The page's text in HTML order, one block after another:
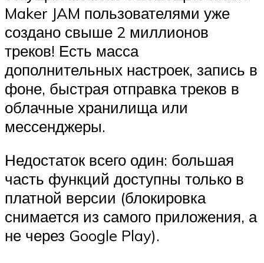
Maker JAM пользователями уже
создано свыше 2 миллионов
треков! Есть масса
дополнительных настроек, запись в
фоне, быстрая отправка треков в
облачные хранилища или
мессенджеры.
Недостаток всего один: большая
часть функций доступны только в
платной версии (блокировка
снимается из самого приложения, а
не через Google Play).